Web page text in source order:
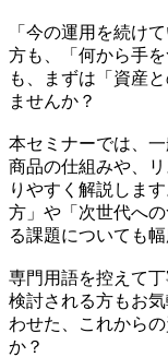
「今の運用を続け
方も、「何から手
も、まずは「資産
ませんか？
本セミナーでは、
商品の仕組みや、
りやすく解説しま
方」や「次世代へ
る課題についても
専門用語を控えて
検討される方もお
わせた、これから
か？